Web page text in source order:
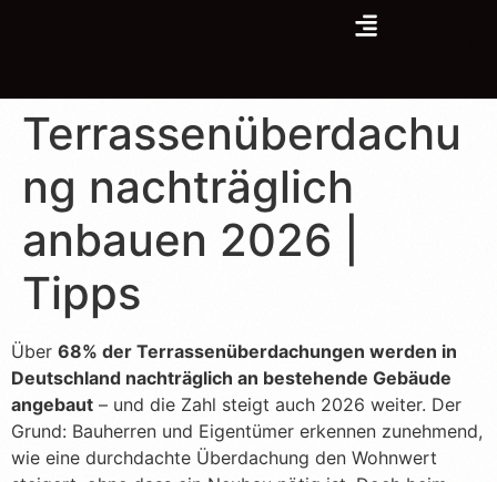
Terrassenüberdachu
ng nachträglich
anbauen 2026 |
Tipps
Über 68% der Terrassenüberdachungen werden in
Deutschland nachträglich an bestehende Gebäude
angebaut – und die Zahl steigt auch 2026 weiter. Der
Grund: Bauherren und Eigentümer erkennen zunehmend,
wie eine durchdachte Überdachung den Wohnwert